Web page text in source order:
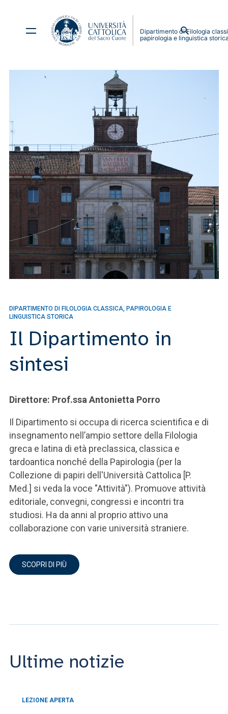
DIPARTIMENTO DI FILOLOGIA CLASSICA, PAPIROLOGIA E
LINGUISTICA STORICA
Il Dipartimento in
sintesi
Direttore: Prof.ssa Antonietta Porro
Il Dipartimento si occupa di ricerca scientifica e di
insegnamento nell’ampio settore della Filologia
greca e latina di età preclassica, classica e
tardoantica nonché della Papirologia (per la
Collezione di papiri dell'Università Cattolica [P.
Med.] si veda la voce "Attività"). Promuove attività
editoriale, convegni, congressi e incontri tra
studiosi. Ha da anni al proprio attivo una
collaborazione con varie università straniere.
SCOPRI DI PIÙ
Ultime notizie
LEZIONE APERTA